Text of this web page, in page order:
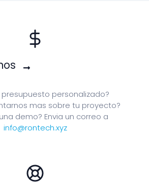
presupuesto personalizado?
mas sobre tu proyecto?
demo? Envia un correo a
info@rontech.xyz